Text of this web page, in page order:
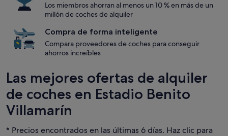
Los miembros ahorran al menos un 10 % en más de un
millón de coches de alquiler
Compra de forma inteligente
Compara proveedores de coches para conseguir
ahorros increíbles
Las mejores ofertas de alquiler
de coches en Estadio Benito
Villamarín
* Precios encontrados en las últimas 6 días. Haz clic para